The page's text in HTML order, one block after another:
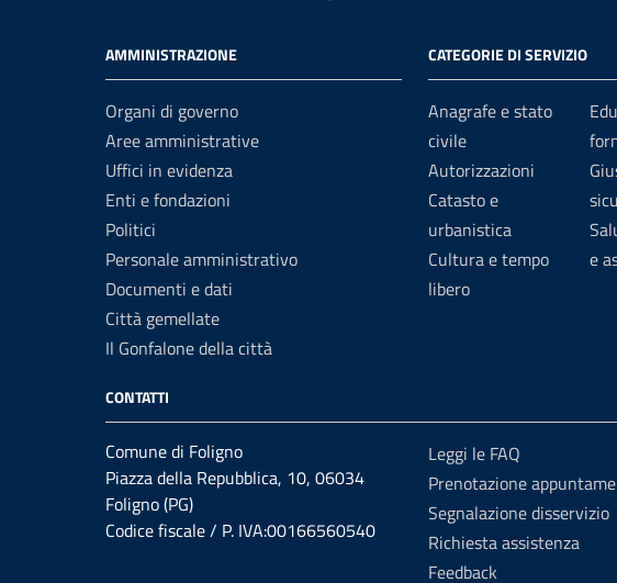
AMMINISTRAZIONE
Organi di governo
Aree amministrative
Uffici in evidenza
Enti e fondazioni
Politici
Personale amministrativo
Documenti e dati
Città gemellate
Il Gonfalone della città
CATEGORIE DI SERVIZIO
Anagrafe e stato
civile
Autorizzazioni
Catasto e
urbanistica
Cultura e tempo
libero
e
CONTATTI
Comune di Foligno
Piazza della Repubblica, 10, 06034
Foligno (PG)
Codice fiscale / P. IVA:00166560540
Leggi le FAQ
Prenotazione
Segnalazione disservizio
Richiesta assistenza
Feedback